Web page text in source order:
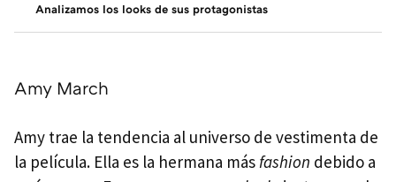
Analizamos los looks de sus protagonistas
Amy March
Amy trae la tendencia al universo de vestimenta de
la película. Ella es la hermana más fashion debido a